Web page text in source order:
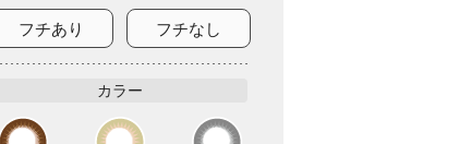
フチあり フチなし
カラー